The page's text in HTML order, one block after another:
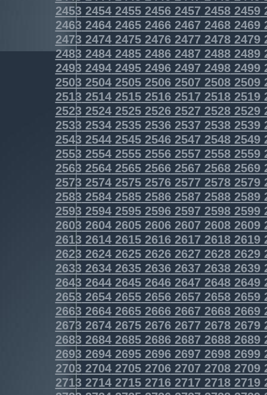
2453245424552456245724582459
2463246424652466246724682469
2473247424752476247724782479
2483248424852486248724882489
2493249424952496249724982499
2503250425052506250725082509
2513251425152516251725182519
2523252425252526252725282529
2533253425352536253725382539
2543254425452546254725482549
2553255425552556255725582559
2563256425652566256725682569
2573257425752576257725782579
2583258425852586258725882589
2593259425952596259725982599
2603260426052606260726082609
2613261426152616261726182619
2623262426252626262726282629
2633263426352636263726382639
2643264426452646264726482649
2653265426552656265726582659
2663266426652666266726682669
2673267426752676267726782679
2683268426852686268726882689
2693269426952696269726982699
2703270427052706270727082709
2713271427152716271727182719